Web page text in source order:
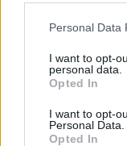
Personal Data
I want to opt-
personal data.
Opted In
I want to opt-
Personal Data.
Opted In